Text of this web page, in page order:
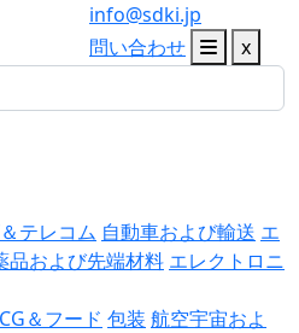
info@sdki.jp
問い合わせ
x
テレコム 自動車および輸送 エ
品および先端材料 エレクトロニ
＆フード 包装 航空宇宙およ